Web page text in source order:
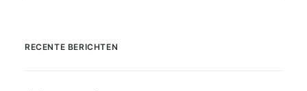
RECENTE BERICHTEN